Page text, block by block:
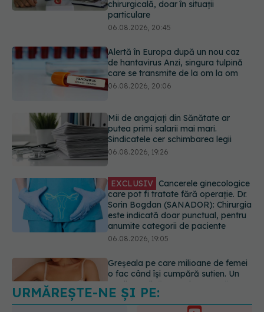
06.08.2026, 20:06
putea primi salarii mai mari.
Sindicatele cer schimbarea legii
06.08.2026, 19:26
care pot fi tratate fără operație. Dr.
Sorin Bogdan (SANADOR): Chirurgia
este indicată doar punctual, pentru
anumite categorii de paciente
Greșeala pe care milioane de femei
o fac când își cumpără sutien. Un
medic explică metoda corectă
06.08.2026, 18:08
cu cancer de col uterin nu mai ajung
la operație. Dr. Sorin Bogdan
(SANADOR): Intervenția
chirurgicală, doar în situații
particulare
URMĂREȘTE-NE ȘI PE:
URMĂRITORI 6560